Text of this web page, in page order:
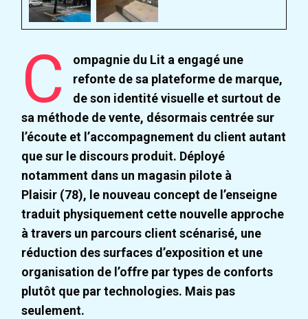
C
ompagnie du Lit a engagé une
refonte de sa plateforme de marque,
de son identité visuelle et surtout de
sa méthode de vente, désormais centrée sur
l’écoute et l’accompagnement du client autant
que sur le discours produit. Déployé
notamment dans un magasin pilote à
Plaisir (78), le nouveau concept de l’enseigne
traduit physiquement cette nouvelle approche
à travers un parcours client scénarisé, une
réduction des surfaces d’exposition et une
organisation de l’offre par types de conforts
plutôt que par technologies. Mais pas
seulement.